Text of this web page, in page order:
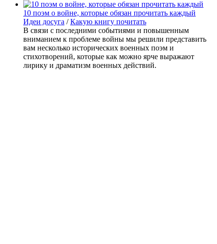
10 поэм о войне, которые обязан прочитать каждый
Идеи досуга /Какую книгу почитать
В связи с последними событиями и повышенным
вниманием к проблеме войны мы решили представить
вам несколько исторических военных поэм и
стихотворений, которые как можно ярче выражают
лирику и драматизм военных действий.